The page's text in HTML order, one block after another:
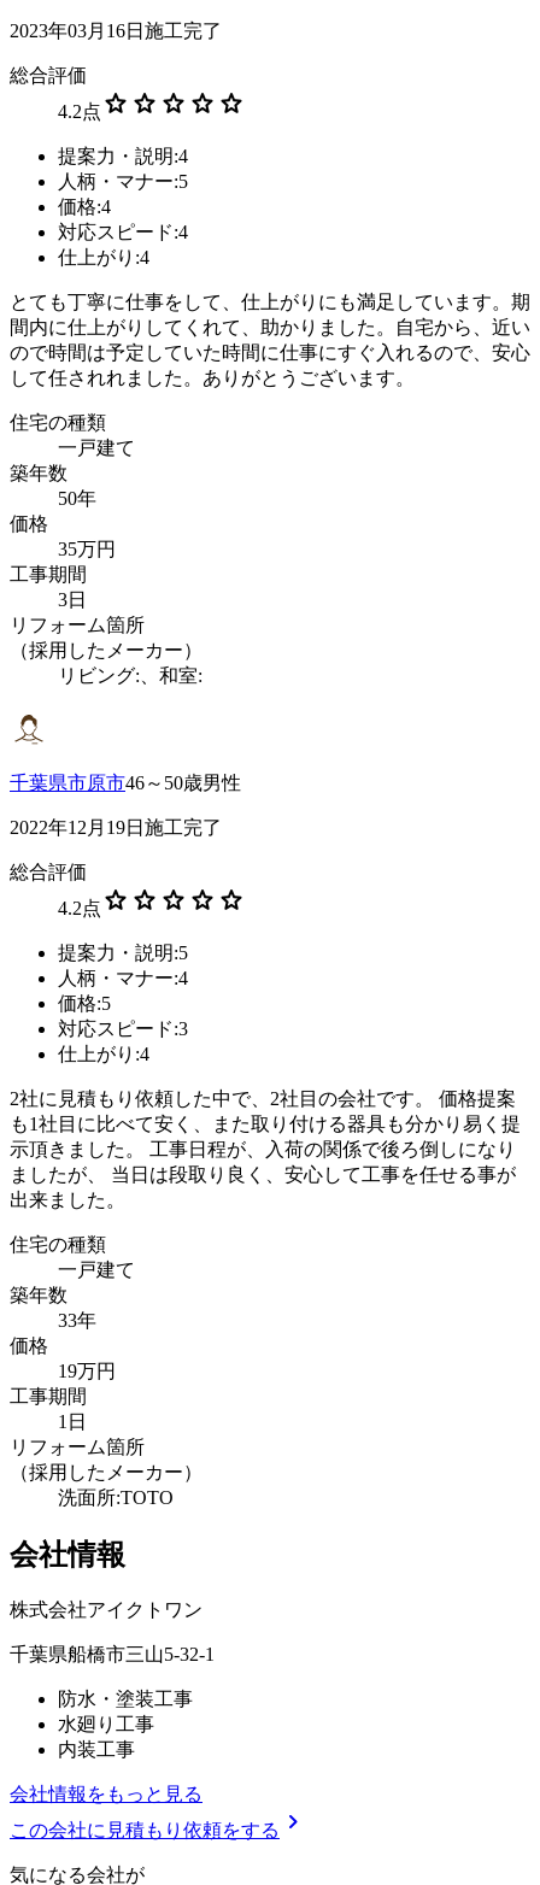
2023年03月16日施工完了
総合評価
4.2点 star star star star star
提案力・説明:4
人柄・マナー:5
価格:4
対応スピード:4
仕上がり:4
とても丁寧に仕事をして、仕上がりにも満足しています。期
間内に仕上がりしてくれて、助かりました。自宅から、近い
ので時間は予定していた時間に仕事にすぐ入れるので、安心
して任されれました。ありがとうございます。
住宅の種類
一戸建て
築年数
50年
価格
35万円
工事期間
3日
リフォーム箇所
（採用したメーカー）
リビング:、和室:
千葉県市原市46～50歳男性
2022年12月19日施工完了
総合評価
4.2点 star star star star star
提案力・説明:5
人柄・マナー:4
価格:5
対応スピード:3
仕上がり:4
2社に見積もり依頼した中で、2社目の会社です。 価格提案
も1社目に比べて安く、また取り付ける器具も分かり易く提
示頂きました。 工事日程が、入荷の関係で後ろ倒しになり
ましたが、 当日は段取り良く、安心して工事を任せる事が
出来ました。
住宅の種類
一戸建て
築年数
33年
価格
19万円
工事期間
1日
リフォーム箇所
（採用したメーカー）
洗面所:TOTO
会社情報
株式会社アイクトワン
千葉県船橋市三山5-32-1
防水・塗装工事
水廻り工事
内装工事
会社情報をもっと見る
この会社に見積もり依頼をする chevron_right
気になる会社が